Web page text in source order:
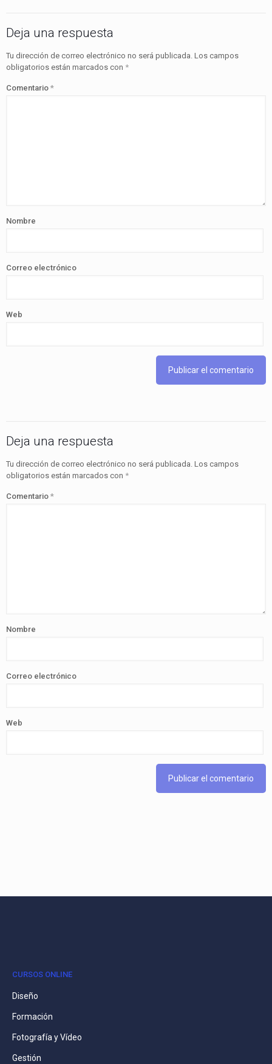
Deja una respuesta
Tu dirección de correo electrónico no será publicada. Los campos
obligatorios están marcados con *
Comentario *
Nombre
Correo electrónico
Web
Deja una respuesta
Tu dirección de correo electrónico no será publicada. Los campos
obligatorios están marcados con *
Comentario *
Nombre
Correo electrónico
Web
CURSOS ONLINE
Diseño
Formación
Fotografía y Vídeo
Gestión